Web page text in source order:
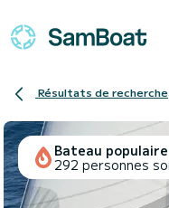
Résultats de recherche
Bateau
292 personnes